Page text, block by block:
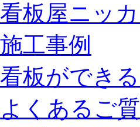
看板屋ニッ
施工事例
看板ができ
よくあるご